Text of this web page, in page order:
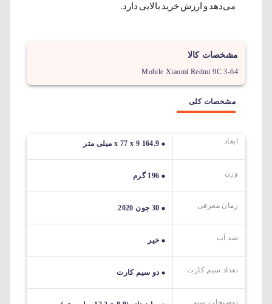
می‌دهد و ارزش خرید بالایی دارد.
مشخصات کالا
Mobile Xiaomi Redmi 9C 3-64
مشخصات کلی
ابعاد 164.9 x 77 x 9 میلی متر
وزن 196 گرم
زمان معرفی 30 جون 2020
ضد آب خیر
تعداد سیم کارت دو سیم کارت
توضیحات سیم